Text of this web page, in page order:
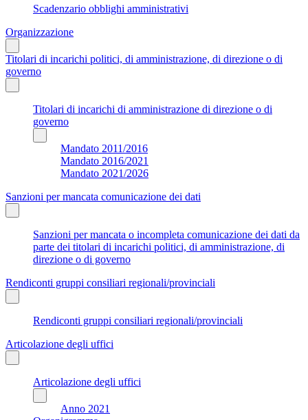
Scadenzario obblighi amministrativi
Organizzazione
Titolari di incarichi politici, di amministrazione, di direzione o di
governo
Titolari di incarichi di amministrazione di direzione o di
governo
Mandato 2011/2016
Mandato 2016/2021
Mandato 2021/2026
Sanzioni per mancata comunicazione dei dati
Sanzioni per mancata o incompleta comunicazione dei dati da
parte dei titolari di incarichi politici, di amministrazione, di
direzione o di governo
Rendiconti gruppi consiliari regionali/provinciali
Rendiconti gruppi consiliari regionali/provinciali
Articolazione degli uffici
Articolazione degli uffici
Anno 2021